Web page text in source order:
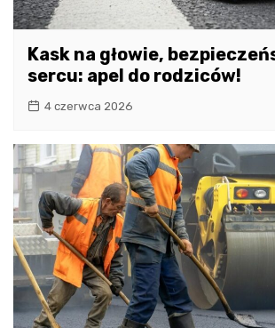
Kask na głowie,
sercu: apel do rodziców!
4 czerwca 2026